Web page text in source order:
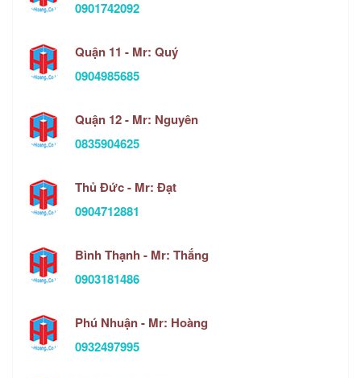
0901742092
Quận 11 - Mr: Quý
0904985685
Quận 12 - Mr: Nguyên
0835904625
Thủ Đức - Mr: Đạt
0904712881
Bình Thạnh - Mr: Thắng
0903181486
Phú Nhuận - Mr: Hoàng
0932497995